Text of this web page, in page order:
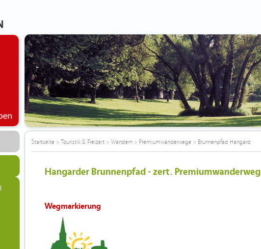
Startseite> Touristik & Freizeit> Wandern> Premiumwanderwege> Brunnenpfad Hangard
Hangarder Brunnenpfad - zert. Premiumwanderweg
Wegmarkierung